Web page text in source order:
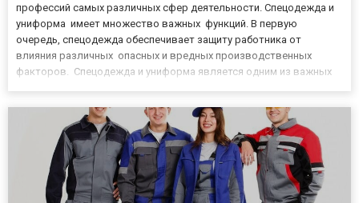
профессий самых различных сфер деятельности. Спецодежда и
униформа имеет множество важных функций. В первую
очередь, спецодежда обеспечивает защиту работника от
влияния различных опасных и вредных производственных
факторов. Спецодежда и униформа является одним из важных
здесь униформа важна...